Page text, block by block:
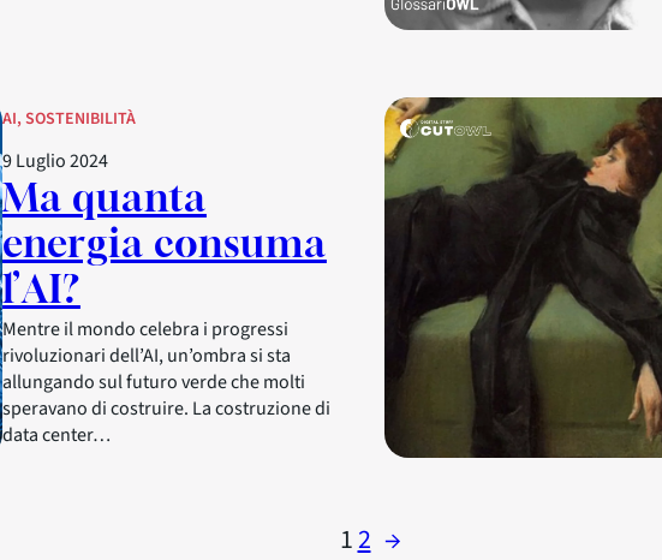
AI, SOSTENIBILITÀ
9 Luglio 2024
Ma quanta
energia consuma
l’AI?
Mentre il mondo celebra i progressi
rivoluzionari dell’AI, un’ombra si sta
allungando sul futuro verde che molti
speravano di costruire. La costruzione di
data center…
12 →